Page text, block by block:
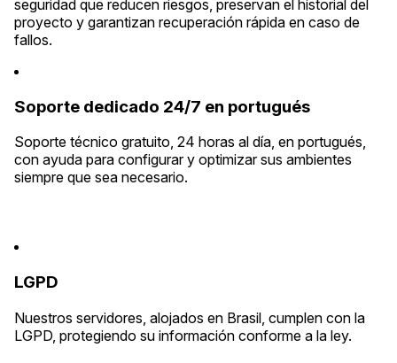
seguridad que reducen riesgos, preservan el historial del
proyecto y garantizan recuperación rápida en caso de
fallos.
Soporte dedicado 24/7 en portugués
Soporte técnico gratuito, 24 horas al día, en portugués,
con ayuda para configurar y optimizar sus ambientes
siempre que sea necesario.
LGPD
Nuestros servidores, alojados en Brasil, cumplen con la
LGPD, protegiendo su información conforme a la ley.